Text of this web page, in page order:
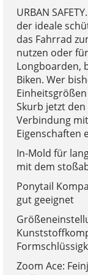
URBAN
der ideale
das Fahrrad
nutzen oder
Longboarden,
Biken. Wer
Skurb jetzt
Verbindung
Eigenschaften
In-Mold für
mit dem
Ponytail
gut geeignet
Zoom Ace: